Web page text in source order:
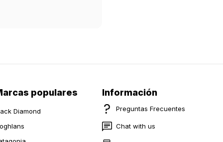
populares
Diamond
Información
Preguntas Frecuentes
Chat with us